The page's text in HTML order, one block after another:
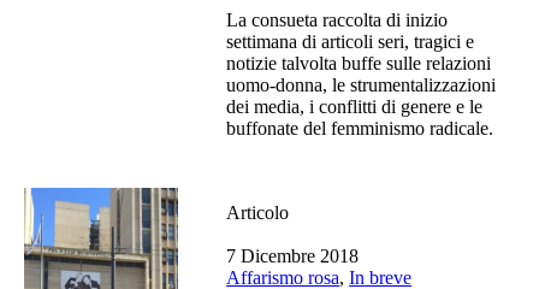
La consueta raccolta di inizio
settimana di articoli seri, tragici e
notizie talvolta buffe sulle relazioni
uomo-donna, le strumentalizzazioni
dei media, i conflitti di genere e le
buffonate del femminismo radicale.
Articolo
7 Dicembre 2018
Affarismo rosa,In breve